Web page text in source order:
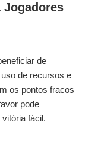
Jogadores
de
de recursos e
os pontos fracos
pode
fácil.